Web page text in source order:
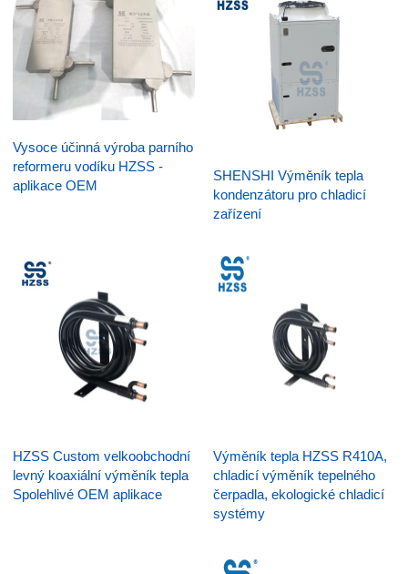
Vysoce účinná výroba parního
reformeru vodíku HZSS -
aplikace OEM
SHENSHI Výměník tepla
kondenzátoru pro chladicí
zařízení
HZSS Custom velkoobchodní
levný koaxiální výměník tepla
Spolehlivé OEM aplikace
Výměník tepla HZSS R410A,
chladicí výměník tepelného
čerpadla, ekologické chladicí
systémy